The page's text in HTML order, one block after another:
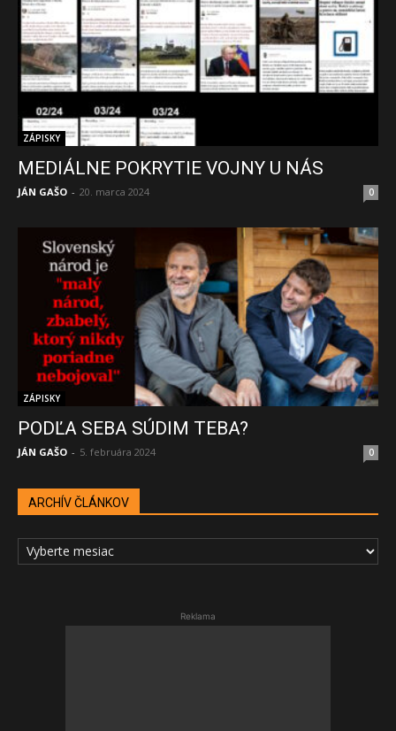
ZÁPISKY
MEDIÁLNE POKRYTIE VOJNY U NÁS
JÁN GAŠO - 20. marca 2024 0
ZÁPISKY
PODĽA SEBA SÚDIM TEBA?
JÁN GAŠO - 5. februára 2024 0
ARCHÍV ČLÁNKOV
ARCHÍV
ČLÁNKOV
Reklama